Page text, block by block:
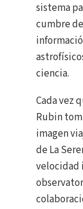
sistema
cumbre
ciencia.
Cada vez
Rubin
imagen
de La
velocidad